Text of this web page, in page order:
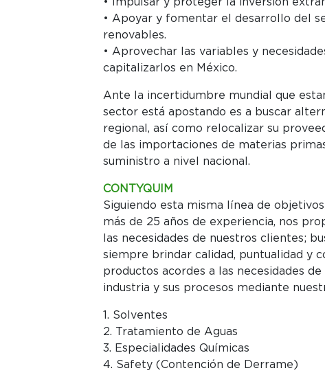
• Apoyar y fomentar el desarrollo del
renovables.
• Aprovechar las variables y
capitalizarlos en México.
Ante la incertidumbre mundial que
sector está apostando es a buscar
regional, así como relocalizar su
de las importaciones de materias
suministro a nivel nacional.
CONTYQUIM
Siguiendo esta misma línea de
más de 25 años de experiencia, nos
las necesidades de nuestros clientes;
siempre brindar calidad, puntualidad y
productos acordes a las necesidades de
industria y sus procesos mediante
1. Solventes
2. Tratamiento de Aguas
3. Especialidades Químicas
4. Safety (Contención de Derrame)